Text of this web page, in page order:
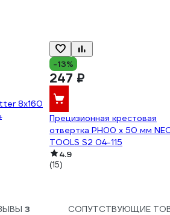
8x160
-13%
247 ₽
Прецизионная крестовая
отвертка PH00 x 50 мм
TOOLS S2 04-115
4.9
(15)
3 СОПУТСТВУЮЩИЕ